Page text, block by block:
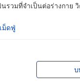
รวมที่จำเป็นต่อร่างกาย
ม็ดฟู่
บ